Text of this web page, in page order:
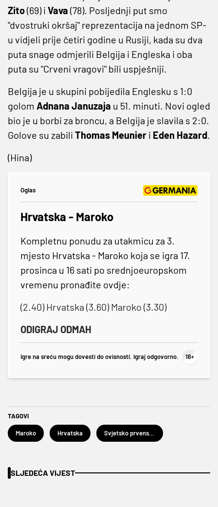
Zito(69) i Vava (78). Posljednji put smo
"dvostruki okršaj" reprezentacija na jednom SP-
u vidjeli prije četiri godine u Rusiji, kada su dva
puta snage odmjerili Belgija i Engleska i oba
puta su "Crveni vragovi" bili uspješniji.
Belgija je u skupini pobijedila Englesku s 1:0
golom Adnana Januzaja u 51. minuti. Novi ogled
bio je u borbi za broncu, a Belgija je slavila s 2:0.
Golove su zabili Thomas Meunier i Eden Hazard.
(Hina)
Oglas
Hrvatska - Maroko
Kompletnu ponudu za utakmicu za 3.
mjesto Hrvatska - Maroko koja se igra 17.
prosinca u 16 sati po srednjoeuropskom
vremenu pronađite ovdje:
(2.40) Hrvatska (3.60) Maroko (3.30)
ODIGRAJ ODMAH
Igre na sreću mogu dovesti do ovisnosti. Igraj odgovorno.
TAGOVI
Maroko Hrvatska
SLJEDEĆA VIJEST